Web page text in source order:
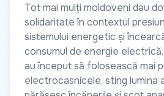
Tot mai mulți moldoveni dau
solidaritate în contextul
sistemului energetic și
consumul de energie
au început să folosească mai
electrocasnicele, sting lumina